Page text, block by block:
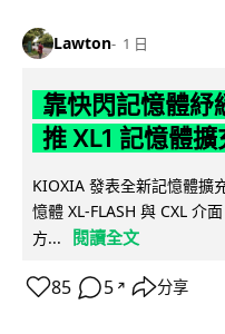
Lawton 1 日
靠快閃記憶體紓
推 XL1 記憶體擴
KIOXIA 發表全新記憶體擴
憶體 XL-FLASH 與 CXL 介
方...
閱讀全文
85 5 ↗ 分享